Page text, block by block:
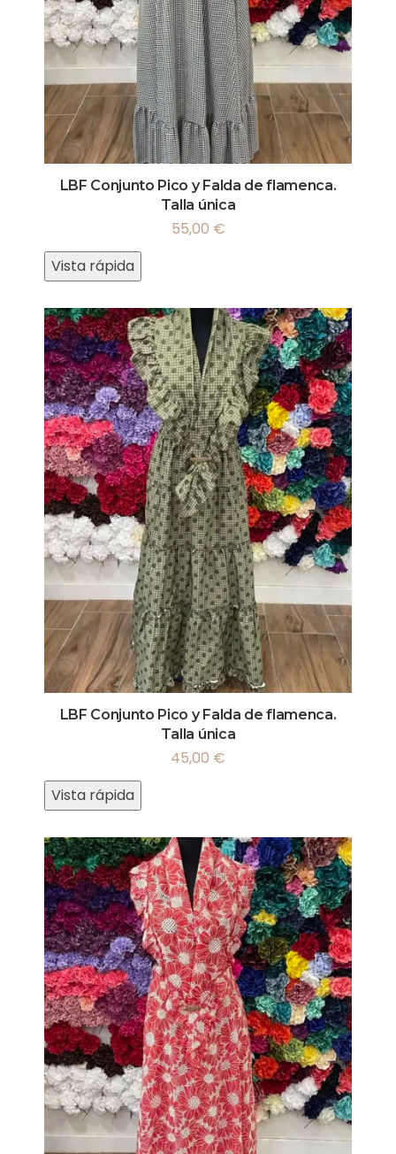
LBF Conjunto Pico y Falda de flamenca.
Talla única
55,00 €
Vista rápida
LBF Conjunto Pico y Falda de flamenca.
Talla única
45,00 €
Vista rápida